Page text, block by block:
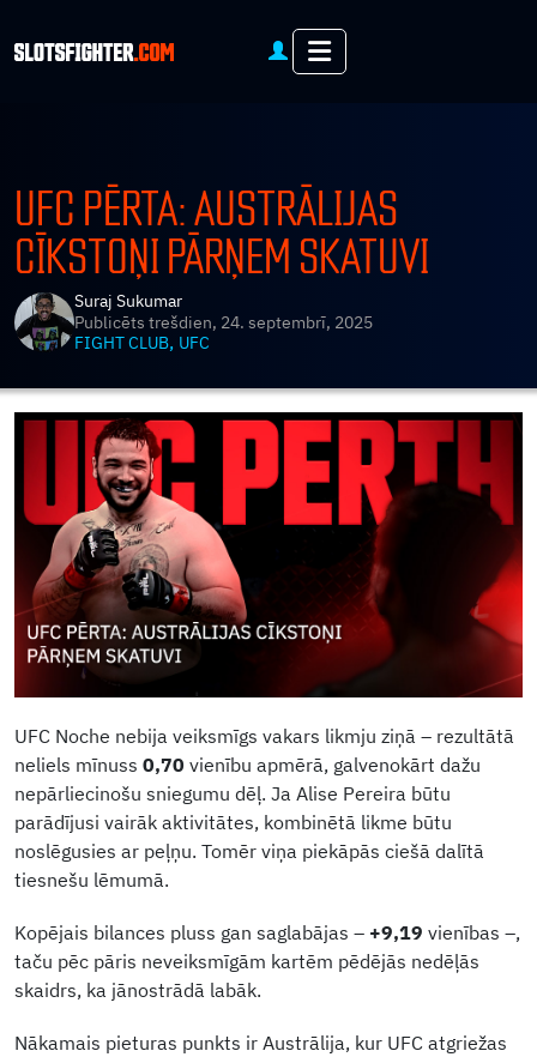
Menu
UFC PĒRTA: AUSTRĀLIJAS
CĪKSTOŅI PĀRŅEM SKATUVI
Suraj Sukumar
Publicēts trešdien, 24. septembrī, 2025
FIGHT CLUB, UFC
UFC Noche nebija veiksmīgs vakars likmju ziņā – rezultātā
neliels mīnuss 0,70 vienību apmērā, galvenokārt dažu
nepārliecinošu sniegumu dēļ. Ja Alise Pereira būtu
parādījusi vairāk aktivitātes, kombinētā likme būtu
noslēgusies ar peļņu. Tomēr viņa piekāpās ciešā dalītā
tiesnešu lēmumā.
Kopējais bilances pluss gan saglabājas – +9,19 vienības –,
taču pēc pāris neveiksmīgām kartēm pēdējās nedēļās
skaidrs, ka jānostrādā labāk.
Nākamais pieturas punkts ir Austrālija, kur UFC atgriežas